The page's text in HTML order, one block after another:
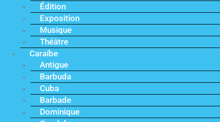
Édition
Exposition
Musique
Théâtre
Caraïbe
Antigue
Barbuda
Cuba
Barbade
Dominique